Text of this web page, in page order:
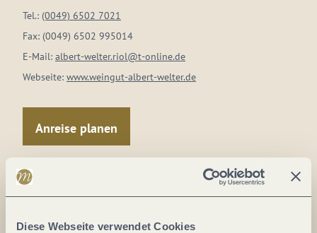
Diese Webseite verwendet Cookies
Tel.: (0049) 6502 7021
Fax: (0049) 6502 995014
E-Mail: albert-welter.riol@t-online.de
Webseite: www.weingut-albert-welter.de
Anreise planen